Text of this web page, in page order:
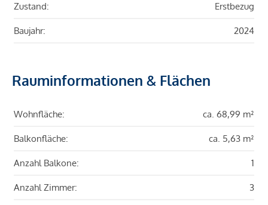
Zustand: Erstbezug
Baujahr: 2024
Rauminformationen & Flächen
Wohnfläche: ca. 68,99 m²
Balkonfläche: ca. 5,63 m²
Anzahl Balkone: 1
Anzahl Zimmer: 3